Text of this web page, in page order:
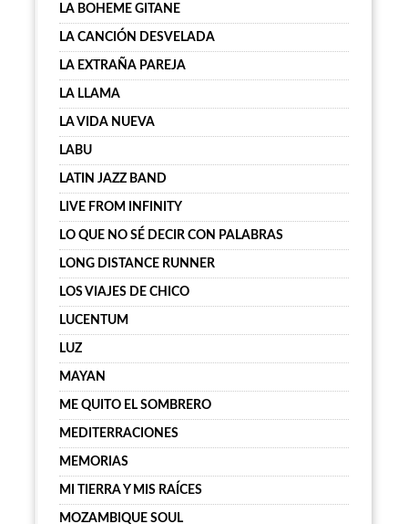
LA BOHEME GITANE
LA CANCIÓN DESVELADA
LA EXTRAÑA PAREJA
LA LLAMA
LA VIDA NUEVA
LABU
LATIN JAZZ BAND
LIVE FROM INFINITY
LO QUE NO SÉ DECIR CON PALABRAS
LONG DISTANCE RUNNER
LOS VIAJES DE CHICO
LUCENTUM
LUZ
MAYAN
ME QUITO EL SOMBRERO
MEDITERRACIONES
MEMORIAS
MI TIERRA Y MIS RAÍCES
MOZAMBIQUE SOUL